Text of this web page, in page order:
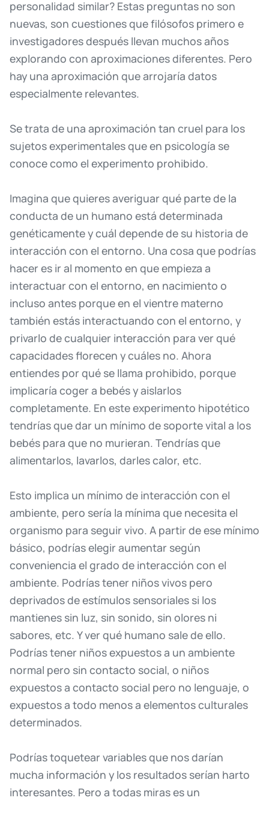
personalidad similar? Estas preguntas no son
nuevas, son cuestionesquefilósofos primero e
investigadoresdespués llevan muchosaños
explorando con aproximacionesdiferentes. Pero
hay una aproximación quearrojaría datos
especialmente relevantes.
Setrata de una aproximación tan cruel para los
sujetosexperimentalesqueen psicología se
conocecomo el experimento prohibido.
Imagina quequieresaveriguar qué partede la
conducta de un humano está determinada
genéticamenteycuál dependede su historia de
interacción con el entorno. Una cosa que podrías
hacer es ir al momento en queempieza a
interactuar con el entorno, en nacimiento o
incluso antes porqueen el vientre materno
también estás interactuando con el entorno, y
privarlo decualquier interacción para ver qué
capacidadesflorecen ycuáles no. Ahora
entiendes por qué se llama prohibido, porque
implicaría coger a bebésyaislarlos
completamente. En esteexperimento hipotético
tendríasquedar un mínimo de soportevital a los
bebés para que no murieran. Tendríasque
alimentarlos, lavarlos, darlescalor, etc.
Esto implica un mínimo de interacción con el
ambiente, pero sería la mínima que necesita el
organismo para seguir vivo. A partir deese mínimo
básico, podríaselegir aumentar según
conveniencia el grado de interacción con el
ambiente. Podríastener niñosvivos pero
deprivadosdeestímulos sensoriales si los
mantienes sin luz, sin sonido, sin olores ni
sabores, etc. Yver qué humano saledeello.
Podríastener niñosexpuestosa un ambiente
normal pero sin contacto social, o niños
expuestosa contacto social pero no lenguaje, o
expuestosa todo menosa elementosculturales
determinados.
Podríastoquetear variablesque nosdarían
mucha información y los resultados serían harto
interesantes. Pero a todas mirases un